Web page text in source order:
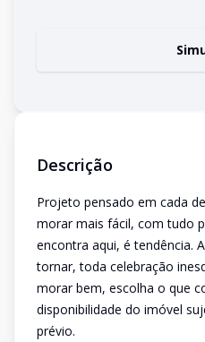
Descrição
Projeto pensado em cada
morar mais fácil, com tudo
encontra aqui, é tendência.
tornar, toda celebração
morar bem, escolha o que
disponibilidade do imóvel
prévio.